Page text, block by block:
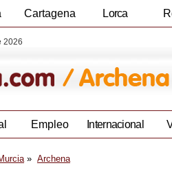
Cartagena Lorca
2026
Empleo Internacional
Archena